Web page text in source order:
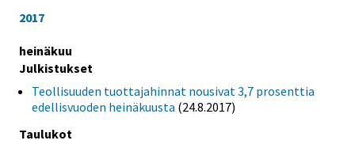
2017
heinäkuu
Julkistukset
Teollisuuden tuottajahinnat nousivat 3,7 prosenttia
edellisvuoden heinäkuusta (24.8.2017)
Taulukot